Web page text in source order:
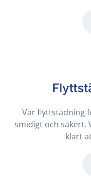
Vår flyttstädning
smidigt och säkert.
klart